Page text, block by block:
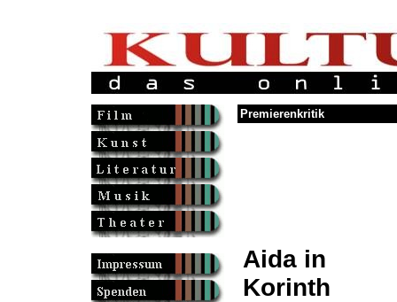
Premierenkritik
Aida in
Korinth